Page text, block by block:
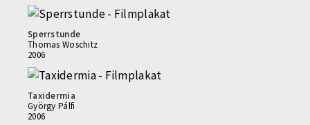
Sperrstunde
Thomas Woschitz
2006
Taxidermia
György Pálfi
2006